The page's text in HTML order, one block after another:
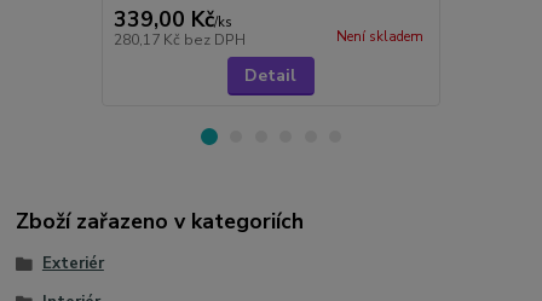
339,00 Kč/ks
280,17 Kč bez DPH Není skladem
Detail
Zboží zařazeno v kategoriích
Exteriér